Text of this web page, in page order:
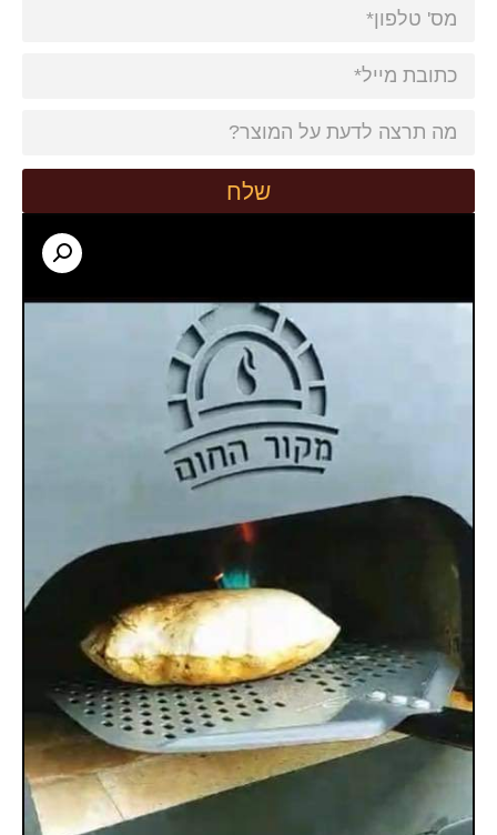
שלח